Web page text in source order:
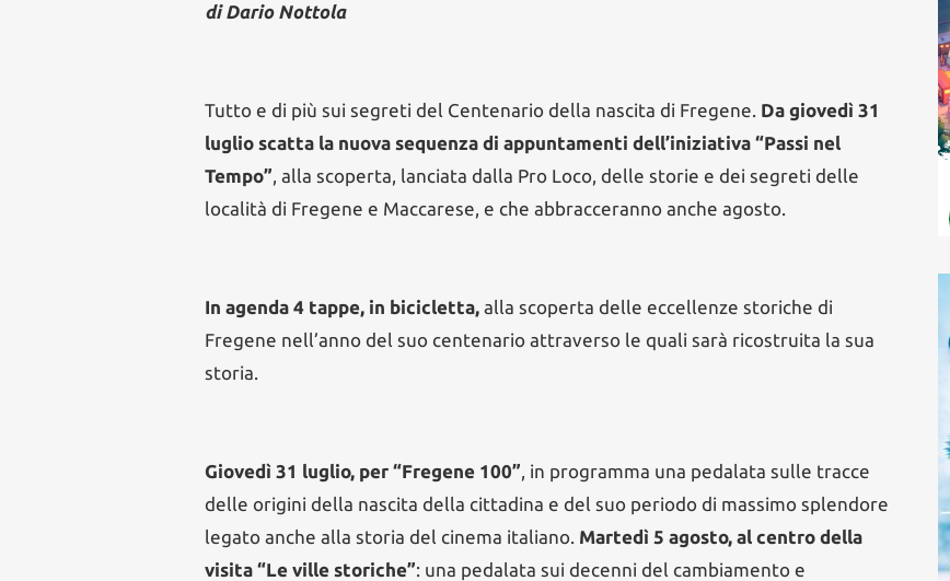
di Dario Nottola
Tutto e di più sui segreti del Centenario della nascita di Fregene. Da giovedì 31
luglio scatta la nuova sequenza di appuntamenti dell’iniziativa “Passi nel
Tempo”, alla scoperta, lanciata dalla Pro Loco, delle storie e dei segreti delle
località di Fregene e Maccarese, e che abbracceranno anche agosto.
In agenda 4 tappe, in bicicletta, alla scoperta delle eccellenze storiche di
Fregene nell’anno del suo centenario attraverso le quali sarà ricostruita la sua
storia.
Giovedì 31 luglio, per “Fregene 100”, in programma una pedalata sulle tracce
delle origini della nascita della cittadina e del suo periodo di massimo splendore
legato anche alla storia del cinema italiano. Martedì 5 agosto, al centro della
visita “Le ville storiche”: una pedalata sui decenni del cambiamento e